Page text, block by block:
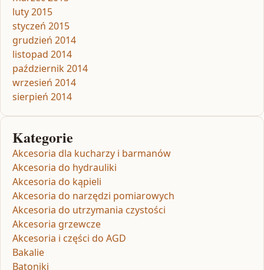
luty 2015
styczeń 2015
grudzień 2014
listopad 2014
październik 2014
wrzesień 2014
sierpień 2014
Kategorie
Akcesoria dla kucharzy i barmanów
Akcesoria do hydrauliki
Akcesoria do kąpieli
Akcesoria do narzędzi pomiarowych
Akcesoria do utrzymania czystości
Akcesoria grzewcze
Akcesoria i części do AGD
Bakalie
Batoniki